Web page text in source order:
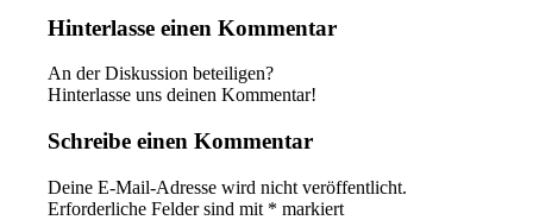
Hinterlasse einen Kommentar
An der Diskussion beteiligen?
Hinterlasse uns deinen Kommentar!
Schreibe einen Kommentar
Deine E-Mail-Adresse wird nicht veröffentlicht.
Erforderliche Felder sind mit * markiert